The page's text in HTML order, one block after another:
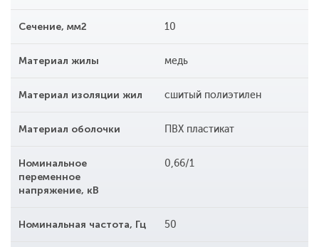
Сечение, мм2 10
Материал жилы медь
Материал изоляции жил сшитый полиэтилен
Материал оболочки ПВХ пластикат
Номинальное
переменное
напряжение, кВ
0,66/1
Номинальная частота, Гц 50